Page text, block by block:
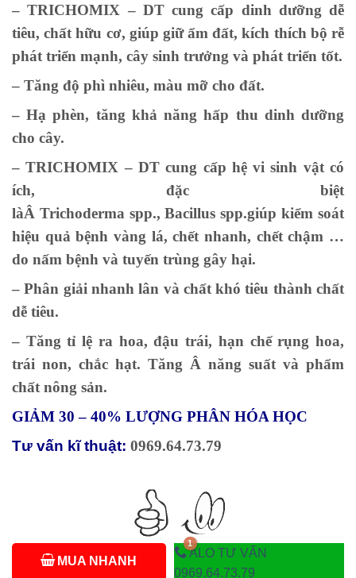
–TRICHOMIX – DTcung cấp dinh dưỡng dễ
tiêu, chất hữu cơ, giúp giữ ẩm đất, kích thích bộ rễ
phát triển mạnh, cây sinh trưởng và phát triển tốt.
– Tăng độ phì nhiêu, màu mỡ cho đất.
– Hạ phèn, tăng khả năng hấp thu dinh dưỡng
cho cây.
–TRICHOMIX – DTcung cấp hệ vi sinh vật có
ích, đặc biệt
làÂ Trichoderma spp., Bacillus spp.giúp kiểm soát
hiệu quả bệnh vàng lá, chết nhanh, chết chậm …
do nấm bệnh và tuyến trùng gây hại.
– Phân giải nhanh lân và chất khó tiêu thành chất
dễ tiêu.
– Tăng tỉ lệ ra hoa, đậu trái, hạn chế rụng hoa,
trái non, chắc hạt. Tăng Â năng suất và phẩm
chất nông sản.
GIẢM 30 – 40% LƯỢNG PHÂN HÓA HỌC
Tư vấn kĩ thuật: 0969.64.73.79
MUA NHANH
ALO TƯ VẤN
0969.64.73.79